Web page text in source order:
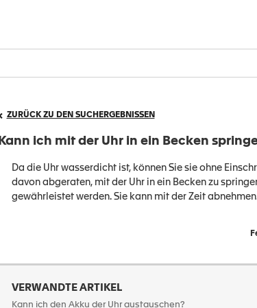
ZURÜCK ZU DEN SUCHERGEBNISSEN
Kann ich mit der Uhr in ein Becken
Da die Uhr wasserdicht ist, können Sie sie ohne
davon abgeraten, mit der Uhr in ein Becken zu
gewährleistet werden. Sie kann mit der Zeit
VERWANDTE ARTIKEL
Kann ich den Akku der Uhr austauschen?